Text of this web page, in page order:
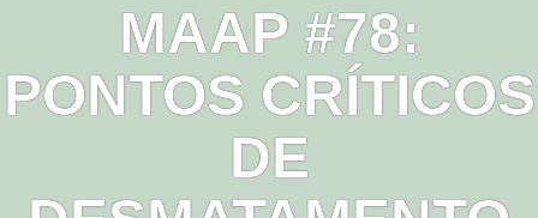
MAAP #78:
PONTOS CRÍTICOS
DE